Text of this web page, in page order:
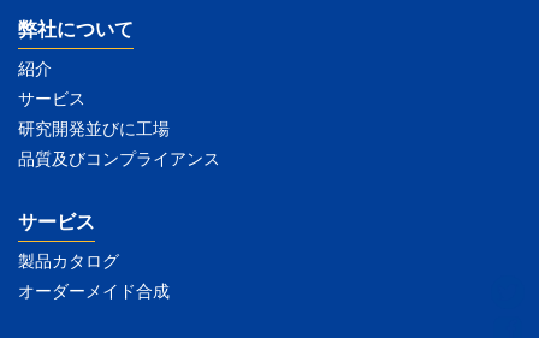
弊社について
紹介
サービス
研究開発並びに工場
品質及びコンプライアンス
サービス
製品カタログ
オーダーメイド合成